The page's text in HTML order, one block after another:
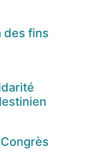
des fins